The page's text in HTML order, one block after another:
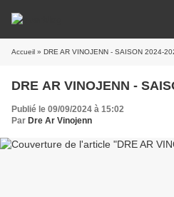
Accueil » DRE AR VINOJENN - SAISON 2024-
DRE AR VINOJENN -
Publié le 09/09/2024 à 15:02
Par Dre Ar Vinojenn